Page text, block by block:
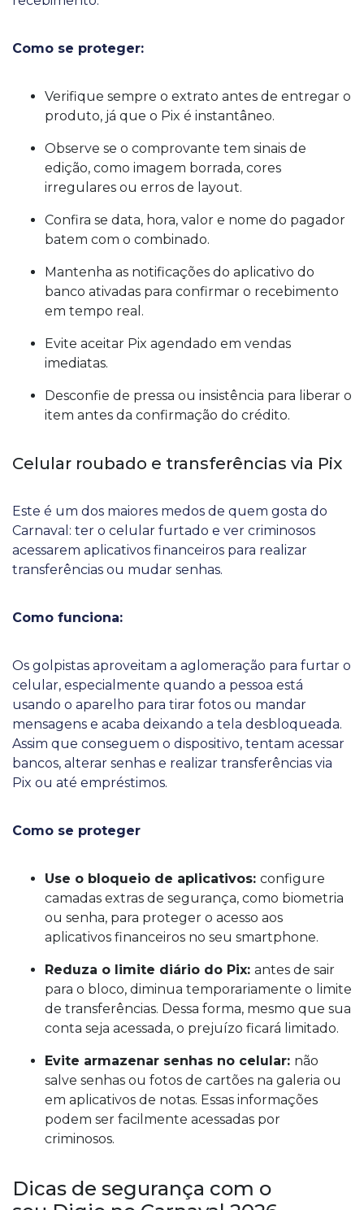
Como se proteger:
Verifique sempre o extrato antes de entregar o
produto, já que o Pix é instantâneo.
Observe se o comprovante tem sinais de
edição, como imagem borrada, cores
irregulares ou erros de layout.
Confira se data, hora, valor e nome do pagador
batem com o combinado.
Mantenha as notificações do aplicativo do
banco ativadas para confirmar o recebimento
em tempo real.
Evite aceitar Pix agendado em vendas
imediatas.
Desconfie de pressa ou insistência para liberar o
item antes da confirmação do crédito.
Celular roubado e transferências via Pix
Este é um dos maiores medos de quem gosta do
Carnaval: ter o celular furtado e ver criminosos
acessarem aplicativos financeiros para realizar
transferências ou mudar senhas.
Como funciona:
Os golpistas aproveitam a aglomeração para furtar o
celular, especialmente quando a pessoa está
usando o aparelho para tirar fotos ou mandar
mensagens e acaba deixando a tela desbloqueada.
Assim que conseguem o dispositivo, tentam acessar
bancos, alterar senhas e realizar transferências via
Pix ou até empréstimos.
Como se proteger
Use o bloqueio de aplicativos: configure
camadas extras de segurança, como biometria
ou senha, para proteger o acesso aos
aplicativos financeiros no seu smartphone.
Reduza o limite diário do Pix: antes de sair
para o bloco, diminua temporariamente o limite
de transferências. Dessa forma, mesmo que sua
conta seja acessada, o prejuízo ficará limitado.
Evite armazenar senhas no celular: não
salve senhas ou fotos de cartões na galeria ou
em aplicativos de notas. Essas informações
podem ser facilmente acessadas por
criminosos.
Dicas de segurança com o